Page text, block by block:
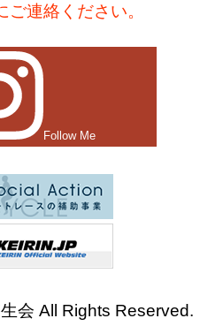
ご連絡ください。
Follow Me
会 All Rights Reserved.